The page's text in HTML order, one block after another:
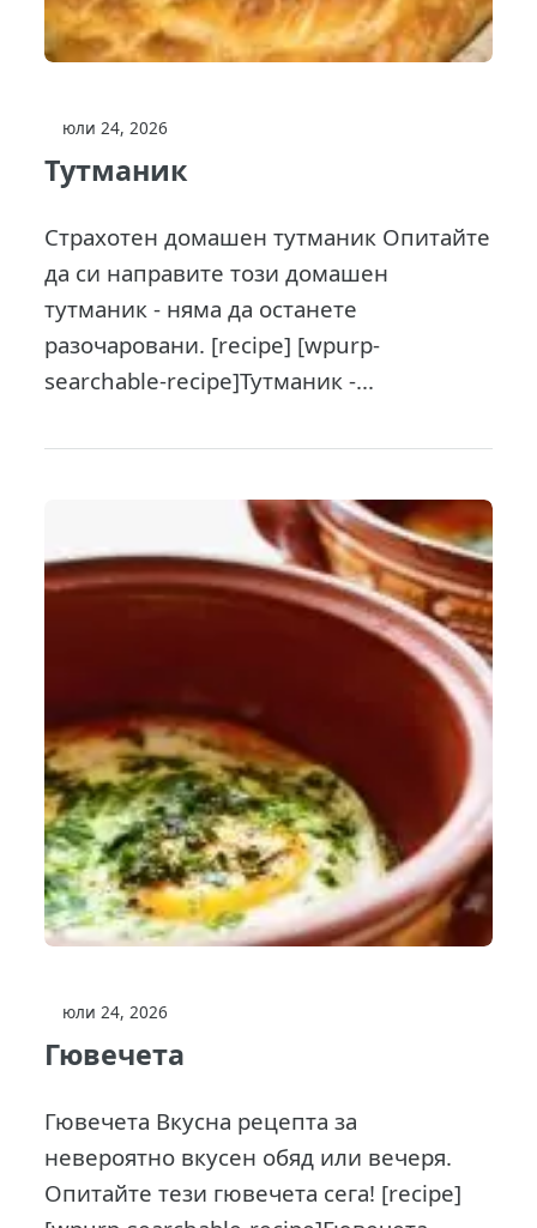
юли 24, 2026
Тутманик
Страхотен домашен тутманик Опитайте
да си направите този домашен
тутманик - няма да останете
разочаровани. [recipe] [wpurp-
searchable-recipe]Тутманик -...
юли 24, 2026
Гювечета
Гювечета Вкусна рецепта за
невероятно вкусен обяд или вечеря.
Опитайте тези гювечета сега! [recipe]